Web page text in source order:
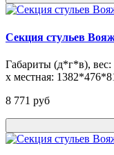
Секция стульев
Габариты (д*г*в),
х местная:
8 771 pуб